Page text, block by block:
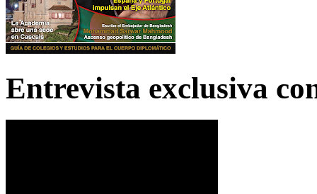
Entrevista exclusiva